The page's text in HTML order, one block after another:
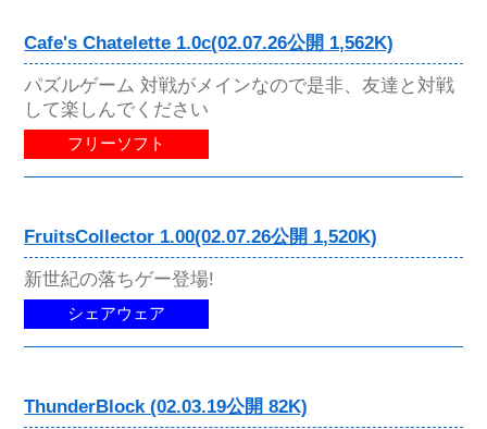
Cafe's Chatelette 1.0c(02.07.26公開 1,562K)
パズルゲーム 対戦がメインなので是非、友達と対戦
して楽しんでください
フリーソフト
FruitsCollector 1.00(02.07.26公開 1,520K)
新世紀の落ちゲー登場!
シェアウェア
ThunderBlock (02.03.19公開 82K)